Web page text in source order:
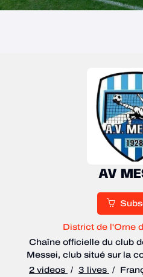
AV
District de l'Orne
Chaîne officielle du club
Messei, club situé sur la
2 videos / 3 lives /